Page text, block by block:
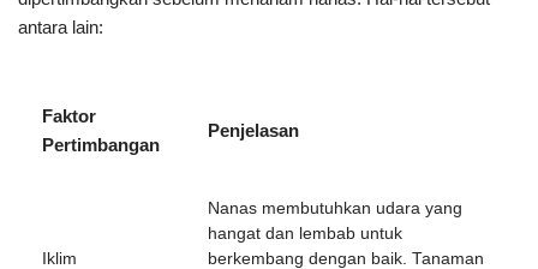
antara lain:
Faktor
Pertimbangan
Penjelasan
Iklim
Nanas membutuhkan udara yang
hangat dan lembab untuk
berkembang dengan baik. Tanaman